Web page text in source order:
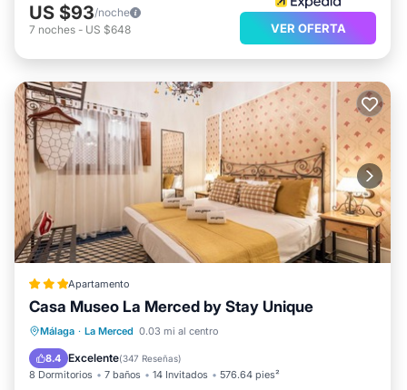
US $93/noche
7 noches - US $648 VER OFERTA
Apartamento
Casa Museo La Merced by Stay Unique
Málaga · La Merced 0.03 mi al centro
8.4 Excelente(347 Reseñas)
8 Dormitorios 7 baños 14 Invitados 576.64 pies²
Aire acondicionado
Apto para niños